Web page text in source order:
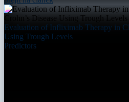
Evaluation of Infliximab Therapy in
Using Trough Levels
Predictors